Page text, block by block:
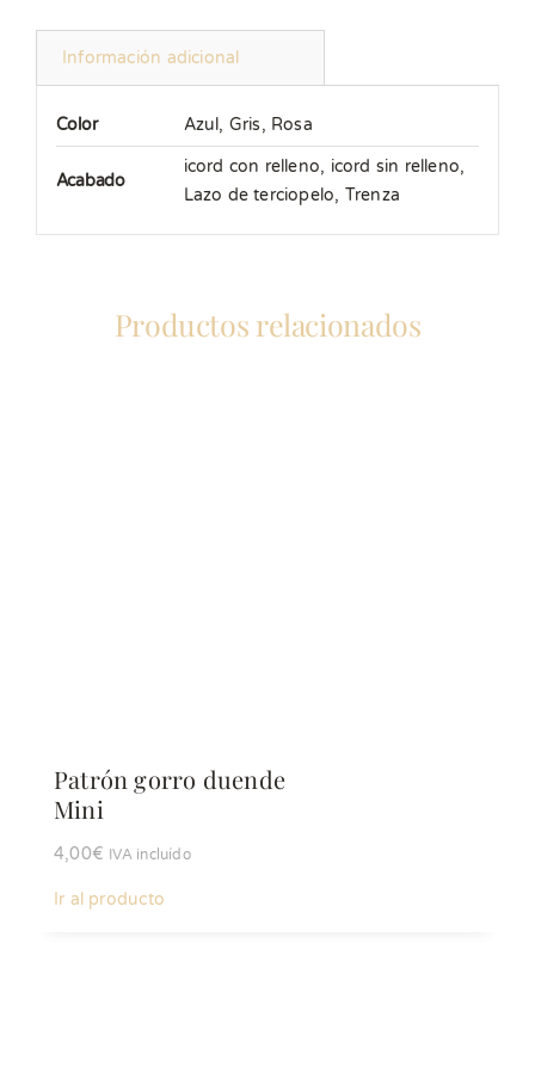
Información adicional
Color Azul, Gris, Rosa
Acabado
icord con relleno, icord sin relleno,
Lazo de terciopelo, Trenza
Productos relacionados
Patrón gorro duende
Mini
4,00€ IVA incluído
Ir al producto